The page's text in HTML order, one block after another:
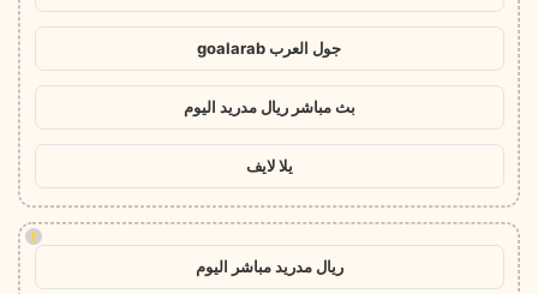
جول العرب goalarab
بث مباشر ريال مدريد اليوم
يلا لايف
!
ريال مدريد مباشر اليوم